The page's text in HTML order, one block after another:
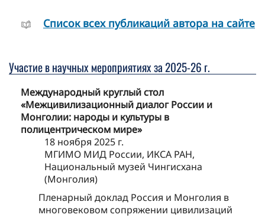
Cписок всех публикаций автора на сайте
Участие в научных мероприятиях за 2025-26 г.
Международный круглый стол
«Межцивилизационный диалог России и
Монголии: народы и культуры в
полицентрическом мире»
18 ноября 2025 г.
МГИМО МИД России, ИКСА РАН,
Национальный музей Чингисхана
(Монголия)
Пленарный доклад Россия и Монголия в
многовековом сопряжении цивилизаций